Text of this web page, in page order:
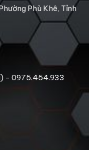
Phù Khê, Tỉnh
- 0975.454.933